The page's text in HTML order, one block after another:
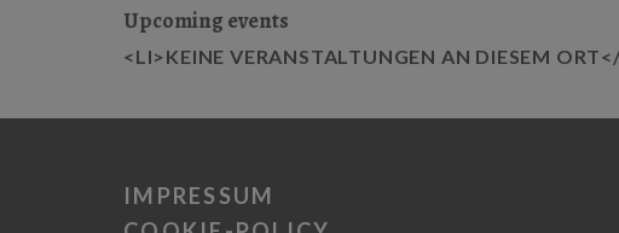
Upcoming events
<LI>KEINE VERANSTALTUNGEN AN DIESEM
IMPRESSUM